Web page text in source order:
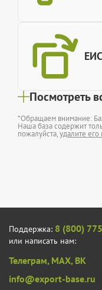
Посмотреть
*Обращаем внимание:
Наша база содержит
пожалуйста,удалите его
Поддержка: 8 (800)
или написать нам:
Телеграм, MAX, ВК
info@export-base.ru